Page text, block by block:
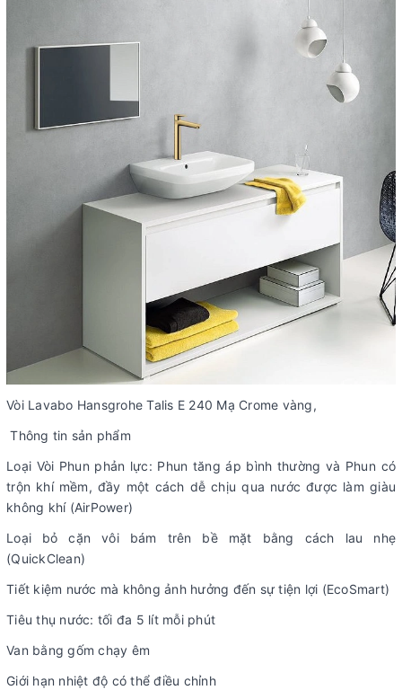
Vòi Lavabo Hansgrohe Talis E 240 Mạ Crome vàng,
Thông tin sản phẩm
Loại Vòi Phun phản lực: Phun tăng áp bình thường và Phun có
trộn khí mềm, đầy một cách dễ chịu qua nước được làm giàu
không khí (AirPower)
Loại bỏ cặn vôi bám trên bề mặt bằng cách lau nhẹ
(QuickClean)
Tiết kiệm nước mà không ảnh hưởng đến sự tiện lợi (EcoSmart)
Tiêu thụ nước: tối đa 5 lít mỗi phút
Van bằng gốm chạy êm
Giới hạn nhiệt độ có thể điều chỉnh